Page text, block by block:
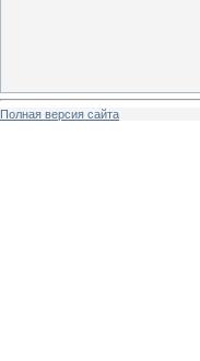
Полная версия сайта